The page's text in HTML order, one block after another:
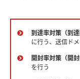
到達率対策（到達
に行う、送信ド
開封率対策（開
を行う